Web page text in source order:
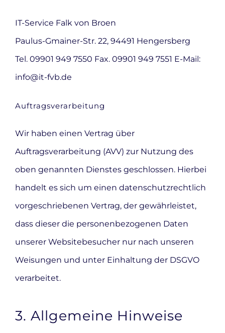
IT-Service Falk von Broen
Paulus-Gmainer-Str. 22, 94491 Hengersberg
Tel. 09901 949 7550 Fax. 09901 949 7551 E-Mail:
info@it-fvb.de
Auftragsverarbeitung
Wir haben einen Vertrag über
Auftragsverarbeitung (AVV) zur Nutzung des
oben genannten Dienstes geschlossen. Hierbei
handelt es sich um einen datenschutzrechtlich
vorgeschriebenen Vertrag, der gewährleistet,
dass dieser die personenbezogenen Daten
unserer Websitebesucher nur nach unseren
Weisungen und unter Einhaltung der DSGVO
verarbeitet.
3. Allgemeine Hinweise